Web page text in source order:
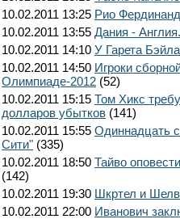
10.02.2011 13:25 Рио
10.02.2011 13:55 Дания -
10.02.2011 14:10 У Гарета
10.02.2011 14:50 Игроки
Олимпиаде-2012 (52)
10.02.2011 15:15 Том Хикс
долларов убытков (141)
10.02.2011 15:55 Одиннадцать
Сити" (335)
10.02.2011 18:50 Тайво
(142)
10.02.2011 19:30 Шкртел и
10.02.2011 22:00 Иванович